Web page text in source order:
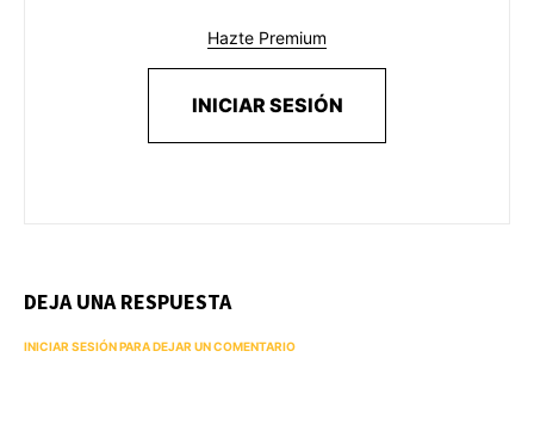
Hazte Premium
INICIAR SESIÓN
DEJA UNA RESPUESTA
INICIAR SESIÓN PARA DEJAR UN COMENTARIO